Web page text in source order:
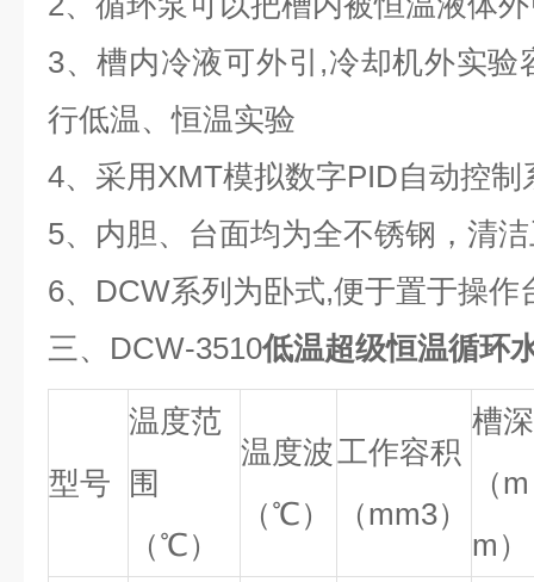
3、槽内冷液可外引,冷却机外实
行低温、恒温实验
4、采用XMT模拟数字PID自动控
5、内胆、台面均为全不锈钢，清
6、DCW系列为卧式,便于置于操作
三、DCW-3510低温超级恒温循环
型号
温度范
围
（℃）
温度波
（℃）
工作容积
（mm3）
槽
（m
m）